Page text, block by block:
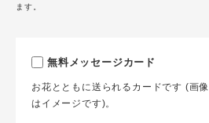
ます。
無料メッセージカード
お花とともに送られるカードです (画像
はイメージです)。